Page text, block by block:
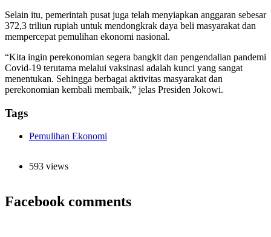
Selain itu, pemerintah pusat juga telah menyiapkan anggaran sebesar
372,3 triliun rupiah untuk mendongkrak daya beli masyarakat dan
mempercepat pemulihan ekonomi nasional.
“Kita ingin perekonomian segera bangkit dan pengendalian pandemi
Covid-19 terutama melalui vaksinasi adalah kunci yang sangat
menentukan. Sehingga berbagai aktivitas masyarakat dan
perekonomian kembali membaik,” jelas Presiden Jokowi.
Tags
Pemulihan Ekonomi
593 views
Facebook comments